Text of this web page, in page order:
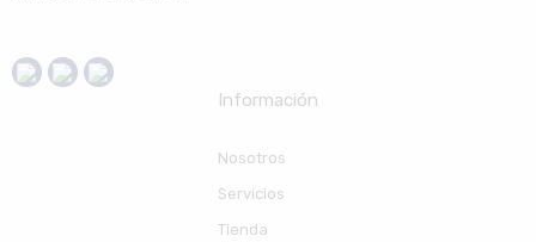
Información
Nosotros
Servicios
Tienda